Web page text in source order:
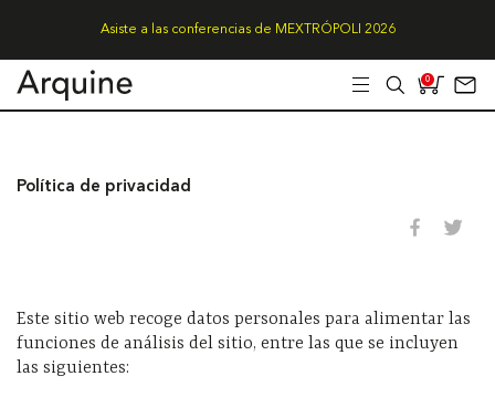
Asiste a las conferencias de MEXTRÓPOLI 2026
0
Política de privacidad
Este sitio web recoge datos personales para alimentar las
funciones de análisis del sitio, entre las que se incluyen
las siguientes: